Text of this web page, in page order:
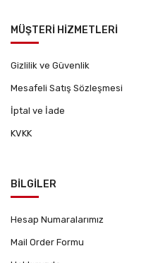
MÜŞTERİ HİZMETLERİ
Gizlilik ve Güvenlik
Mesafeli Satış Sözleşmesi
İptal ve İade
KVKK
BİLGİLER
Hesap Numaralarımız
Mail Order Formu